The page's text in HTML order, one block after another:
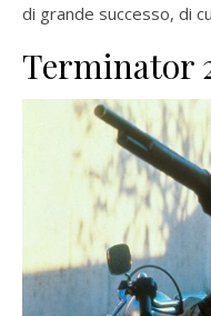
di grande successo, di
Terminator